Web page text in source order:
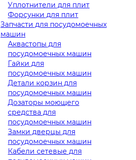
Уплотнители для плит
Форсунки для плит
Запчасти для посудомоечных
машин
Аквастопы для
посудомоечных машин
Гайки для
посудомоечных машин
Детали корзин для
посудомоечных машин
Дозаторы моющего
средства для
посудомоечных машин
Замки дверцы для
посудомоечных машин
Кабели сетевые для